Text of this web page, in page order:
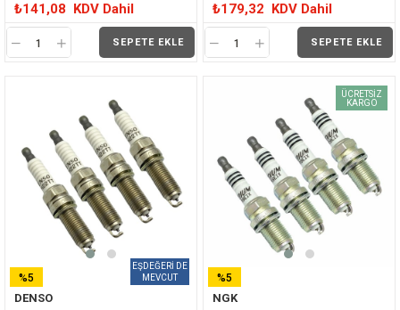
₺141,08 KDV Dahil
SEPETE EKLE
₺179,32 KDV Dahil
SEPETE EKLE
DENSO
%5
İNDIRIM
NGK
%5
İNDIRIM
ÜCRETSIZ
KARGO